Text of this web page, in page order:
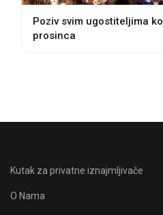
Poziv svim ugostiteljima
prosinca
Kutak za privatne iznajmljivače
O Nama